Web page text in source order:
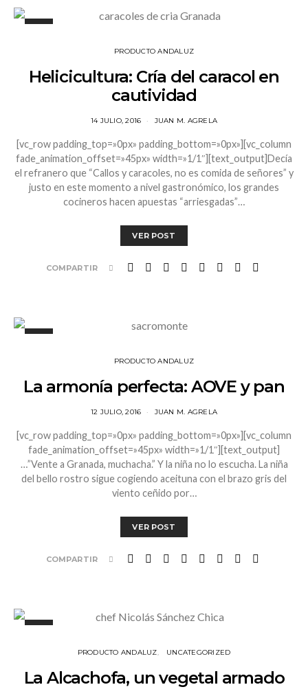
PRODUCTO ANDALUZ
Helicicultura: Cría del caracol en
cautividad
14 JULIO, 2016 JUAN M. AGRELA
[vc_row padding_top=»0px» padding_bottom=»0px»][vc_column
fade_animation_offset=»45px» width=»1/1″][text_output]Decía
el refranero que “Callos y caracoles, no es comida de señores” y
justo en este momento a nivel gastronómico, los grandes
cocineros hacen apuestas “arriesgadas”…
VER POST
COMPARTIR
PRODUCTO ANDALUZ
La armonía perfecta: AOVE y pan
12 JULIO, 2016 JUAN M. AGRELA
[vc_row padding_top=»0px» padding_bottom=»0px»][vc_column
fade_animation_offset=»45px» width=»1/1″][text_output]
…”Vente a Granada, muchacha.” Y la niña no lo escucha. La niña
del bello rostro sigue cogiendo aceituna con el brazo gris del
viento ceñido por…
VER POST
COMPARTIR
PRODUCTO ANDALUZ UNCATEGORIZED
La Alcachofa, un vegetal armado